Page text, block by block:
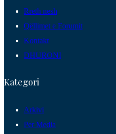
Rreth nesh
Qëllimet e Forumit
Kontakt
DHURONI
Kategori
Arkivi
Per Media